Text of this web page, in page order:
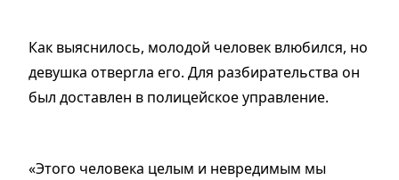
Как выяснилось, молодой человек влюбился, но
девушка отвергла его. Для разбирательства он
был доставлен в полицейское управление.
«Этого человека целым и невредимым мы